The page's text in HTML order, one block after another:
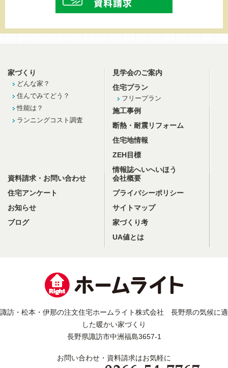
家づくり
どんな家？
住んでみてどう？
性能は？
ランニングコスト調査
見学会のご案内
住宅プラン
フリープラン
施工事例
断熱・耐震リフォーム
住宅地情報
ZEH目標
情報誌へいへいほう
資料請求・お問い合わせ
住宅アンケート
お知らせ
ブログ
会社概要
プライバシーポリシー
サイトマップ
家づくり考
UA値とは
諏訪・松本・伊那の注文住宅ホームライト株式会社 長野県の気候に適
した暖かい家づくり
長野県諏訪市中洲福島3657-1
お問い合わせ・資料請求はお気軽に